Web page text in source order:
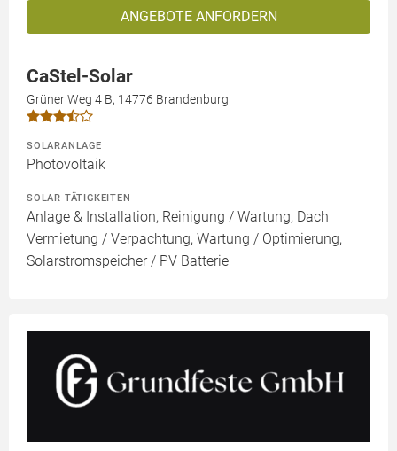
ANGEBOTE ANFORDERN
CaStel-Solar
Grüner Weg 4 B, 14776 Brandenburg
SOLARANLAGE
Photovoltaik
SOLAR TÄTIGKEITEN
Anlage & Installation, Reinigung / Wartung, Dach
Vermietung / Verpachtung, Wartung / Optimierung,
Solarstromspeicher / PV Batterie